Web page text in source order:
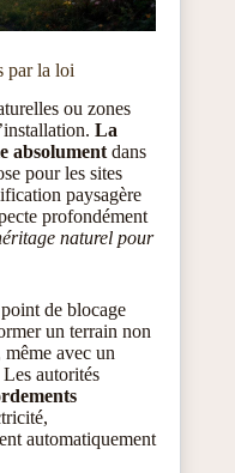
par la loi
ou zones
La
absolument dans
pour les sites
paysagère
profondément
naturel pour
de blocage
un terrain non
avec un
autorités
automatiquement